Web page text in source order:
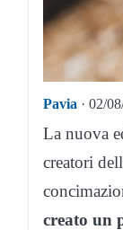
Pavia · 02/
La nuova
creatori
creato un